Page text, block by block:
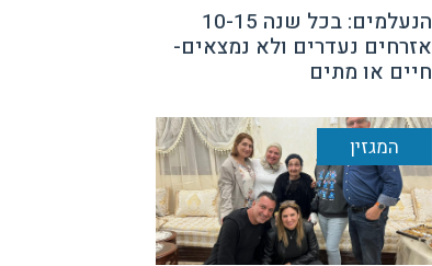
הנעלמים: בכל שנה 10-15
אזרחים נעדרים ולא נמצאים-
חיים או מתים
המגזין